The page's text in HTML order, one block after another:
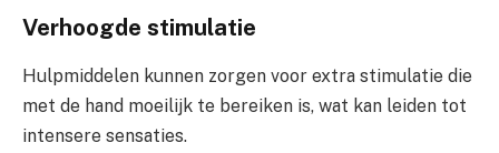
Verhoogde stimulatie
Hulpmiddelen kunnen zorgen voor extra stimulatie die
met de hand moeilijk te bereiken is, wat kan leiden tot
intensere sensaties.